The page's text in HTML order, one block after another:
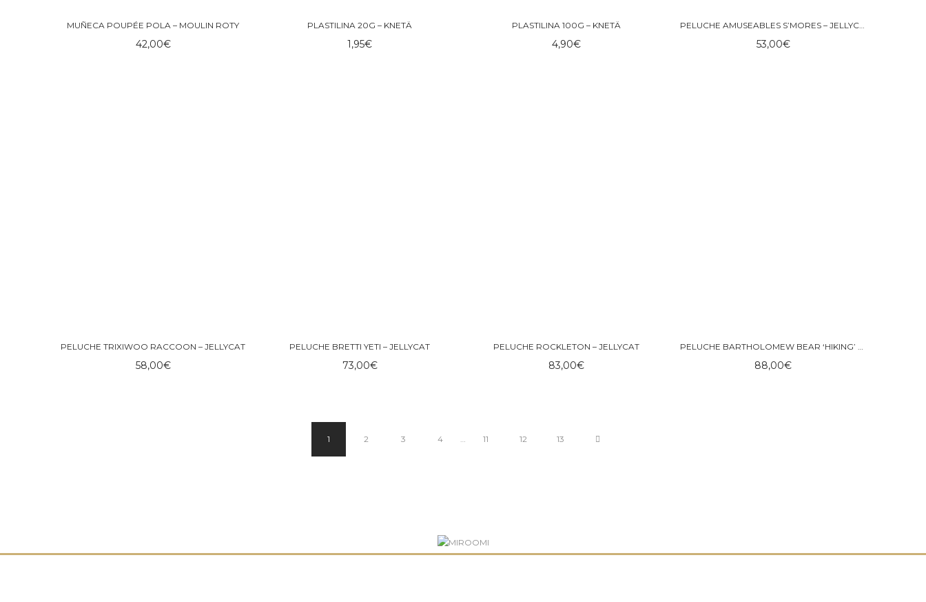
MUÑECA POUPÉE POLA – MOULIN ROTY
42,00€
PLASTILINA 20G – KNETÄ
1,95€
PLASTILINA 100G – KNETÄ
4,90€
PELUCHE AMUSEABLES S’MORES – JELLYCAT
53,00€
PELUCHE TRIXIWOO RACCOON – JELLYCAT
58,00€
PELUCHE BRETTI YETI – JELLYCAT
73,00€
PELUCHE ROCKLETON – JELLYCAT
83,00€
PELUCHE BARTHOLOMEW BEAR ‘HIKING’ – JELLYCAT
88,00€
1 2 3 4 … 11 12 13